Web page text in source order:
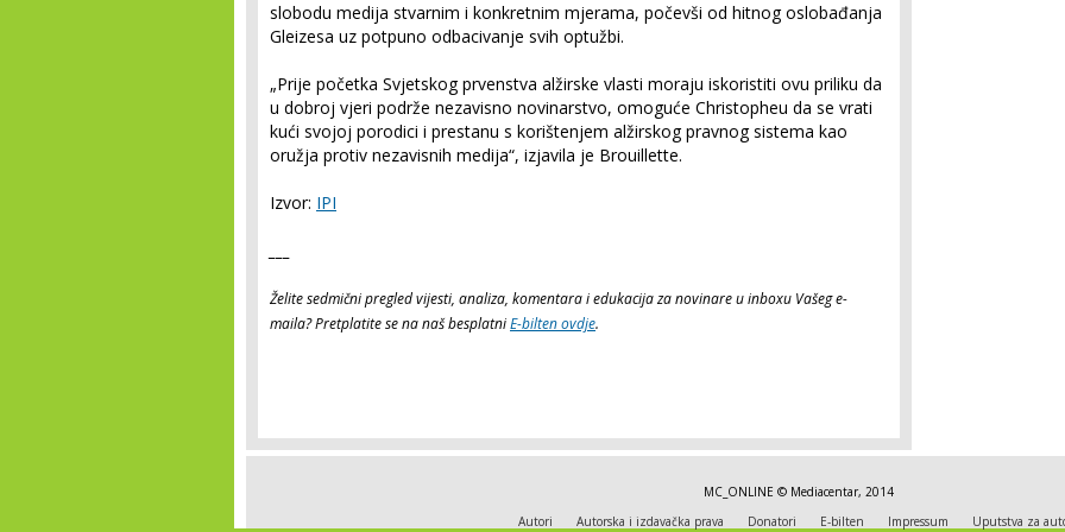
slobodu medija stvarnim i konkretnim mjerama, počevši od hitnog oslobađanja
Gleizesa uz potpuno odbacivanje svih optužbi.
„Prije početka Svjetskog prvenstva alžirske vlasti moraju iskoristiti ovu priliku da
u dobroj vjeri podrže nezavisno novinarstvo, omoguće Christopheu da se vrati
kući svojoj porodici i prestanu s korištenjem alžirskog pravnog sistema kao
oružja protiv nezavisnih medija“, izjavila je Brouillette.
Izvor: IPI
Želite sedmični pregled vijesti, analiza, komentara i edukacija za novinare u inboxu Vašeg e-
maila? Pretplatite se na naš besplatniE-bilten ovdje.
MC_ONLINE © Mediacentar, 2014
Autori
Autorska i izdavačka prava Donatori E-bilten Impressum Uputstva za